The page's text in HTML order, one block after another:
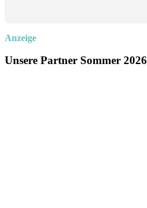
Anzeige
Unsere Partner Sommer 2026